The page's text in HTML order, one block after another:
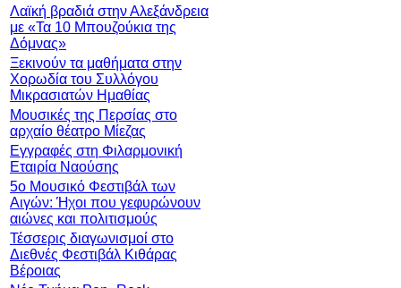
Λαϊκή βραδιά στην Αλεξάνδρεια
με «Τα 10 Μπουζούκια της
Δόμνας»
Ξεκινούν τα μαθήματα στην
Χορωδία του Συλλόγου
Μικρασιατών Ημαθίας
Μουσικές της Περσίας στο
αρχαίο θέατρο Μίεζας
Εγγραφές στη Φιλαρμονική
Εταιρία Ναούσης
5ο Μουσικό Φεστιβάλ των
Αιγών: Ήχοι που γεφυρώνουν
αιώνες και πολιτισμούς
Τέσσερις διαγωνισμοί στο
Διεθνές Φεστιβάλ Κιθάρας
Βέροιας